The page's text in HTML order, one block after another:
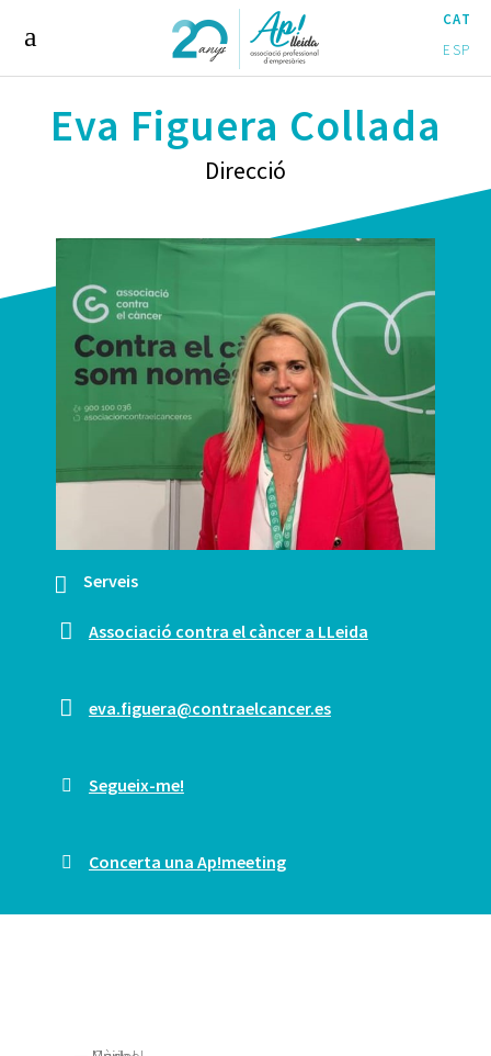
CAT
ESP
Eva Figuera Collada
Direcció
Serveis
Associació contra el càncer a LLeida
eva.figuera@contraelcancer.es
Segueix-me!
Concerta una Ap!meeting